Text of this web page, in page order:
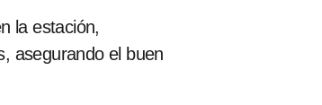
la estación,
asegurando el buen